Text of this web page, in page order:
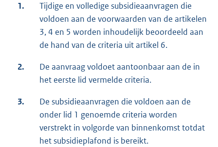
1.
Tijdige en volledige subsidieaanvragen die
voldoen aan de voorwaarden van de artikelen
3, 4 en 5 worden inhoudelijk beoordeeld aan
de hand van de criteria uit artikel 6.
2.
De aanvraag voldoet aantoonbaar aan de in
het eerste lid vermelde criteria.
3.
De subsidieaanvragen die voldoen aan de
onder lid 1 genoemde criteria worden
verstrekt in volgorde van binnenkomst totdat
het subsidieplafond is bereikt.